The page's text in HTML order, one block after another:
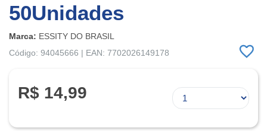
50Unidades
Marca: ESSITY DO BRASIL
Código: 94045666 | EAN: 7702026149178
R$ 14,99